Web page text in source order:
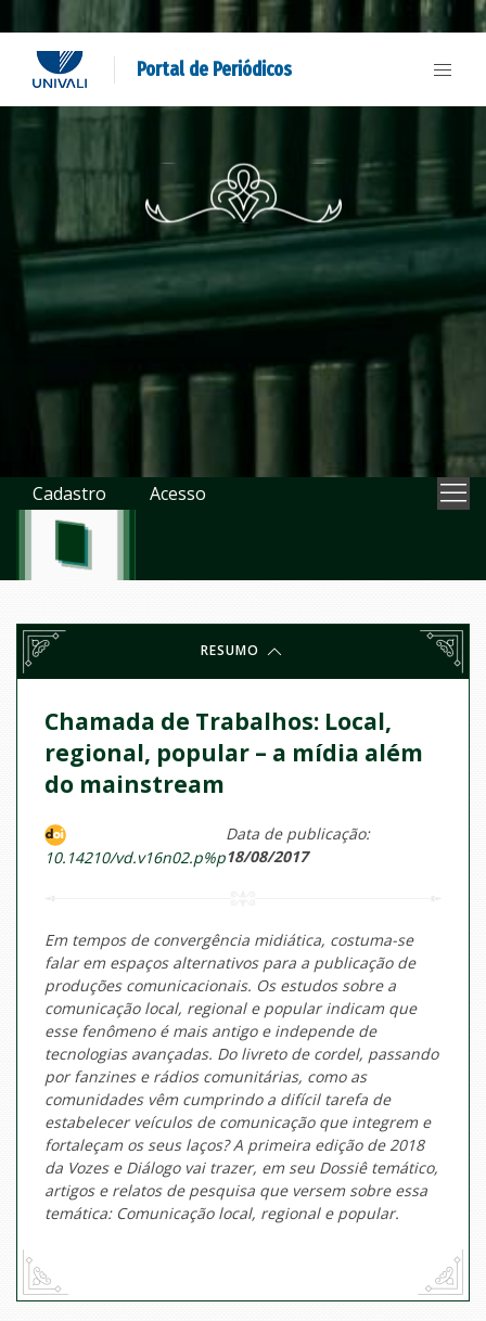
Portal de Periódicos
Cadastro Acesso
RESUMO
Chamada de Trabalhos: Local,
regional, popular – a mídia além
do mainstream
10.14210/vd.v16n02.p%p
Data de publicação:
18/08/2017
Em tempos de convergência midiática, costuma-se
falar em espaços alternativos para a publicação de
produções comunicacionais. Os estudos sobre a
comunicação local, regional e popular indicam que
esse fenômeno é mais antigo e independe de
tecnologias avançadas. Do livreto de cordel, passando
por fanzines e rádios comunitárias, como as
comunidades vêm cumprindo a difícil tarefa de
estabelecer veículos de comunicação que integrem e
fortaleçam os seus laços? A primeira edição de 2018
da Vozes e Diálogo vai trazer, em seu Dossiê temático,
artigos e relatos de pesquisa que versem sobre essa
temática: Comunicação local, regional e popular.